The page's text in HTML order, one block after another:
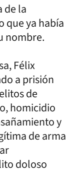
de la
que ya había
nombre.
Félix
a prisión
de
homicidio
y
de arma
doloso